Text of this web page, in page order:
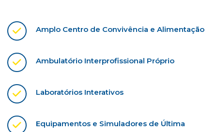
Amplo Centro de Convivência e Alimentação
Ambulatório Interprofissional Próprio
Laboratórios Interativos
Equipamentos e Simuladores de Última